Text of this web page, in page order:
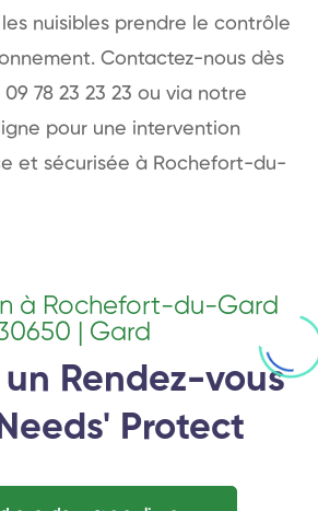
les nuisibles prendre le contrôle
Contactez-nous dès
09 78 23 23 23 ou via notre
pour une intervention
et sécurisée à Rochefort-du-
à Rochefort-du-Gard
| Gard
Rendez-vous
Protect